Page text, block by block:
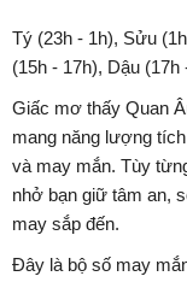
Tý (23h - 1h), Sửu
(15h - 17h), Dậu (17h
Giấc mơ thấy Quan
mang năng lượng
và may mắn. Tùy
nhở bạn giữ tâm an,
may sắp đến.
Đây là bộ số may